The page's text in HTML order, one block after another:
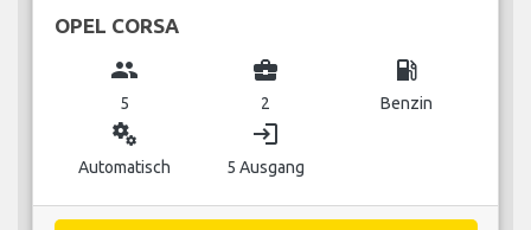
OPEL CORSA
group
5
business_center
2
local_gas_station
Benzin
miscellaneous_services
Automatisch
login
5 Ausgang